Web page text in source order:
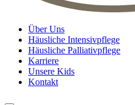
Über Uns
Häusliche Intensivpflege
Häusliche Palliativpflege
Karriere
Unsere Kids
Kontakt